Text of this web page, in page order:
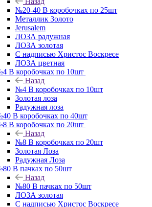
№20-40 В коробочках по 25шт
Металлик Золото
Jerusalem
ЛОЗА радужная
ЛОЗА золотая
С надписью Христос Воскресе
ЛОЗА цветная
В коробочках по 10шт
Назад
№4 В коробочках по 10шт
Золотая лоза
Радужная лоза
В коробочках по 40шт
В коробочках по 20шт
Назад
№8 В коробочках по 20шт
Золотая Лоза
Радужная Лоза
В пачках по 50шт
Назад
№80 В пачках по 50шт
ЛОЗА золотая
С надписью Христос Воскресе